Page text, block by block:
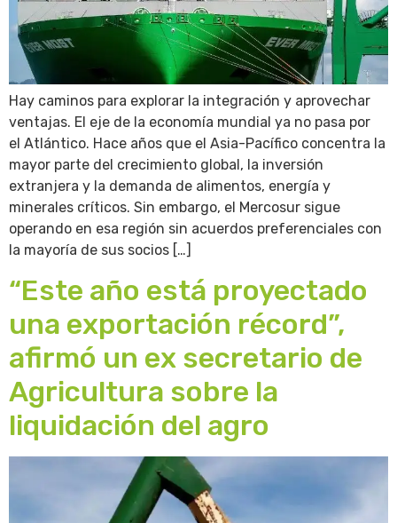
Hay caminos para explorar la integración y aprovechar
ventajas. El eje de la economía mundial ya no pasa por
el Atlántico. Hace años que el Asia-Pacífico concentra la
mayor parte del crecimiento global, la inversión
extranjera y la demanda de alimentos, energía y
minerales críticos. Sin embargo, el Mercosur sigue
operando en esa región sin acuerdos preferenciales con
la mayoría de sus socios […]
“Este año está proyectado
una exportación récord”,
afirmó un ex secretario de
Agricultura sobre la
liquidación del agro